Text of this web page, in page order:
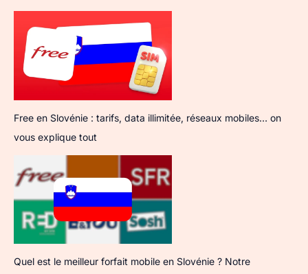
Free en Slovénie : tarifs, data illimitée, réseaux mobiles… on
vous explique tout
Quel est le meilleur forfait mobile en Slovénie ? Notre